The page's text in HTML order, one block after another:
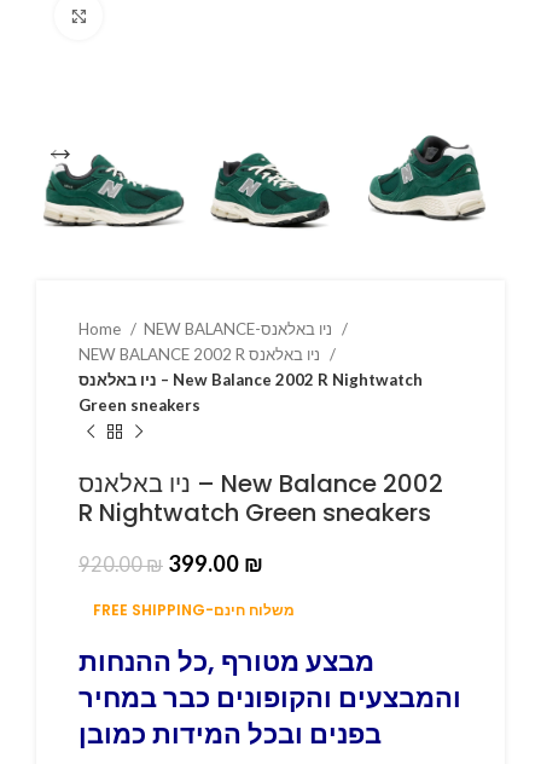
Home
ניו באלאנס – New Balance 2002 R Nightwatch
Green sneakers
ניו באלאנס – New Balance 2002
R Nightwatch Green sneakers
920.00₪ 399.00 ₪
FREE SHIPPING-משלוח חינם
מבצע מטורף ,כל ההנחות
והמבצעים והקופונים כבר במחיר
בפנים ובכל המידות כמובן